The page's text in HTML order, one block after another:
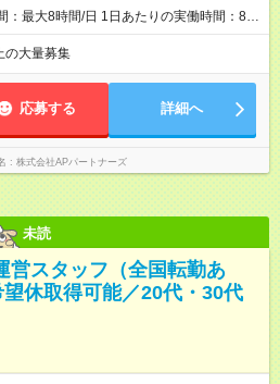
：最大8時間/日 1日あたりの実働時間：8時
００分～１９時００分 ・１１時００分～２
００分～２１時００分 土日祝出勤 平日に
の大量募集
応募する 詳細へ
株式会社APパートナーズ
未読
営スタッフ（全国転勤あ
休取得可能／20代・30代